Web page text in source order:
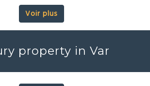
Voir plus
property in Var